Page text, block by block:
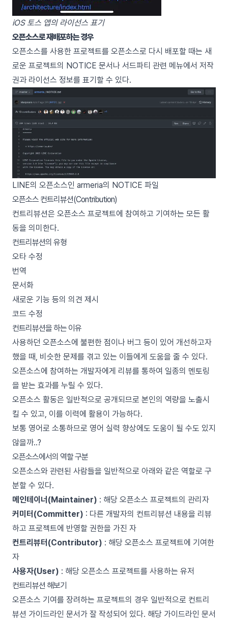
iOS 토스 앱의 라이선스 표기
오픈소스로 재배포하는 경우
오픈소스를 사용한 프로젝트를 오픈소스로 다시 배포할 때는 새
로운 프로젝트의 NOTICE 문서나 서드파티 관련 메뉴에서 저작
권과 라이선스 정보를 표기할 수 있다.
LINE의 오픈소스인 armeria의 NOTICE 파일
오픈소스 컨트리뷰션(Contribution)
컨트리뷰션은 오픈소스 프로젝트에 참여하고 기여하는 모든 활
동을 의미한다.
컨트리뷰션의 유형
오타 수정
번역
문서화
새로운 기능 등의 의견 제시
코드 수정
컨트리뷰션을 하는 이유
사용하던 오픈소스에 불편한 점이나 버그 등이 있어 개선하고자
했을 때, 비슷한 문제를 겪고 있는 이들에게 도움을 줄 수 있다.
오픈소스에 참여하는 개발자에게 리뷰를 통하여 일종의 멘토링
을 받는 효과를 누릴 수 있다.
오픈소스 활동은 일반적으로 공개되므로 본인의 역량을 노출시
킬 수 있고, 이를 이력에 활용이 가능하다.
보통 영어로 소통하므로 영어 실력 향상에도 도움이 될 수도 있지
않을까..?
오픈소스에서의 역할 구분
오픈소스와 관련된 사람들을 일반적으로 아래와 같은 역할로 구
분할 수 있다.
메인테이너(Maintainer) : 해당 오픈소스 프로젝트의 관리자
커미터(Committer) : 다른 개발자의 컨트리뷰션 내용을 리뷰
하고 프로젝트에 반영할 권한을 가진 자
컨트리뷰터(Contributor) : 해당 오픈소스 프로젝트에 기여한
자
사용자(User) : 해당 오픈소스 프로젝트를 사용하는 유저
컨트리뷰션 해보기
오픈소스 기여를 장려하는 프로젝트의 경우 일반적으로 컨트리
뷰션 가이드라인 문서가 잘 작성되어 있다. 해당 가이드라인 문서